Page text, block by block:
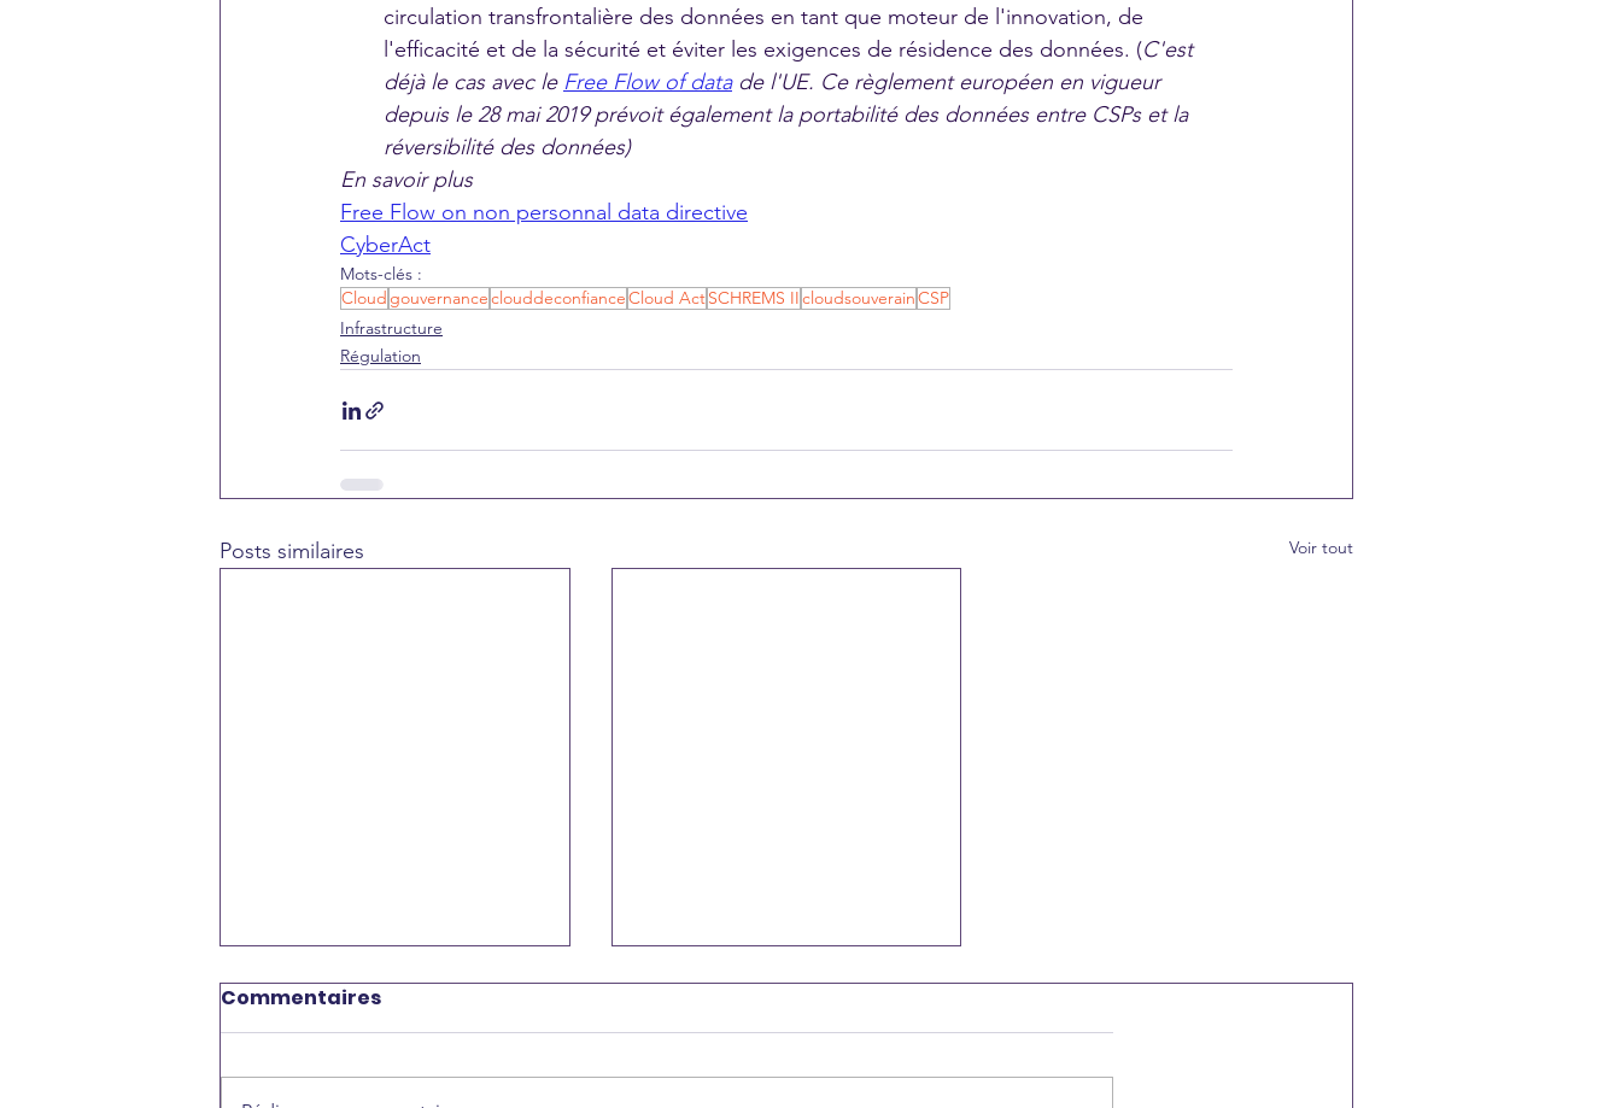
circulation transfrontalière des données en tant que moteur de l'innovation, de
l'efficacité et de la sécurité et éviter les exigences de résidence des données. (C'est
déjà le cas avec le Free Flow of data de l'UE. Ce règlement européen en vigueur
depuis le 28 mai 2019 prévoit également la portabilité des données entre CSPs et la
réversibilité des données)
En savoir plus
Free Flow on non personnal data directive
CyberAct
Mots-clés :
Cloud gouvernanceclouddeconfianceCloud ActSCHREMS IIcloudsouverainCSP
Infrastructure
Régulation
Posts similaires Voir tout
Commentaires